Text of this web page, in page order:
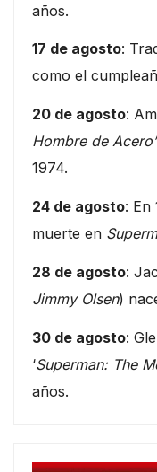
años.
17 de agosto:
como el
20 de agosto:
Hombre de Acero’
1974.
24 de agosto: En
muerte en
28 de agosto:
Jimmy Olsen)
30 de agosto:
‘Superman: The
años.